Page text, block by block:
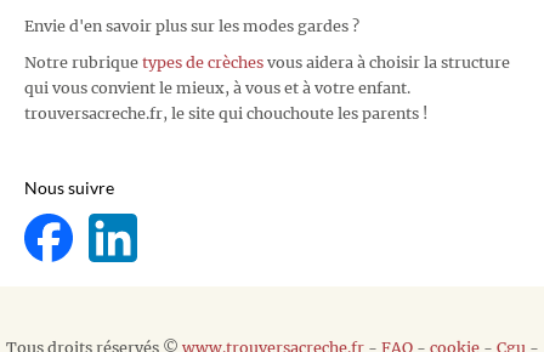
Envie d'en savoir plus sur les modes gardes ?
Notre rubrique types de crèches vous aidera à choisir la structure
qui vous convient le mieux, à vous et à votre enfant.
trouversacreche.fr, le site qui chouchoute les parents !
Nous suivre
Tous droits réservés © www.trouversacreche.fr- FAQ- cookie- Cgu -